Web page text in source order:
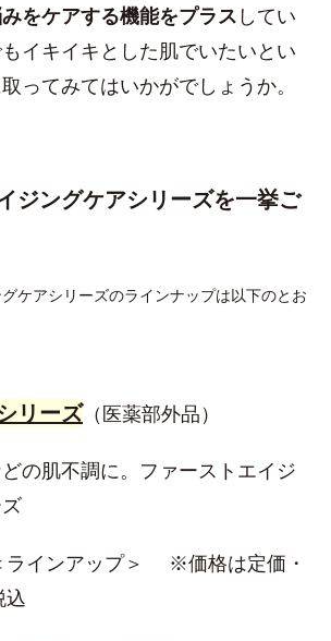
をケアする機能をプラス してい
イキイキとした肌でいたいとい
ってみてはいかがでしょうか。
ジングケアシリーズを一挙ご
ケアシリーズのラインナップは以下のとお
リーズ（医薬部外品）
の肌不調に。ファーストエイジ
ラインアップ＞ ※価格は定価・
込